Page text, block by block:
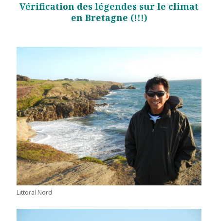
Vérification des légendes sur le climat
en Bretagne (!!!)
Littoral Nord